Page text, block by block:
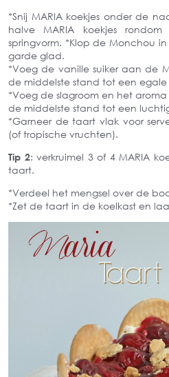
*Snij MARIA koekjes onder de
halve MARIA koekjes
springvorm. *Klop de Monchou
garde glad.
*Voeg de vanille suiker aan de
de middelste stand tot een egale
*Voeg de slagroom en het
de middelste stand tot een
*Garneer de taart vlak voor
(of tropische vruchten).
Tip 2: verkruimel 3 of 4 MARIA
taart.
*Verdeel het mengsel over de
*Zet de taart in de koelkast en